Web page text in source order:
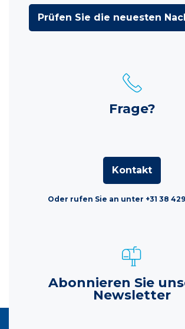
Prüfen Sie die neuesten
Frage?
Kontakt
Oder rufen Sie an unter +31 38
Abonnieren Sie
Newsletter